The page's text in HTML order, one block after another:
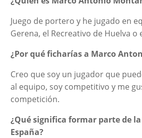
Juego de portero y he jugado en
Gerena, el Recreativo de Huelva o
¿Por qué ficharías a Marco
Creo que soy un jugador que
al equipo, soy competitivo y me
competición.
¿Qué significa formar parte de la
España?